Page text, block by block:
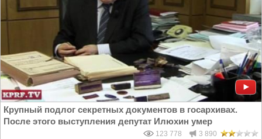
Крупный подлог секретных документов в госархивах.
После этого выступления депутат Илюхин умер
123 778 3 890